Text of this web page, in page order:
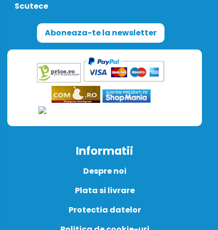
Scutece
Aboneaza-te la newsletter
Informatii
Despre noi
Plata si livrare
Protectia datelor